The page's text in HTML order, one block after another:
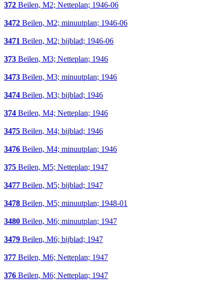
372 Beilen, M2; Netteplan; 1946-06
3472 Beilen, M2; minuutplan; 1946-06
3471 Beilen, M2; bijblad; 1946-06
373 Beilen, M3; Netteplan; 1946
3473 Beilen, M3; minuutplan; 1946
3474 Beilen, M3; bijblad; 1946
374 Beilen, M4; Netteplan; 1946
3475 Beilen, M4; bijblad; 1946
3476 Beilen, M4; minuutplan; 1946
375 Beilen, M5; Netteplan; 1947
3477 Beilen, M5; bijblad; 1947
3478 Beilen, M5; minuutplan; 1948-01
3480 Beilen, M6; minuutplan; 1947
3479 Beilen, M6; bijblad; 1947
377 Beilen, M6; Netteplan; 1947
376 Beilen, M6; Netteplan; 1947